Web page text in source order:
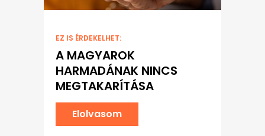
EZ IS ÉRDEKELHET:
A MAGYAROK
HARMADÁNAK NINCS
MEGTAKARÍTÁSA
Elolvasom